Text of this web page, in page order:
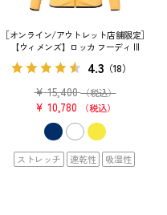
［オンライン/アウトレット店舗限定］
【ウィメンズ】ロッカ フーディ III
4.3 （18）
¥ 15,400 （税込）
¥ 10,780 税込
ストレッチ 速乾性 吸湿性